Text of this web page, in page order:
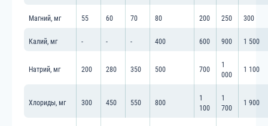
Магний, мг 55 60 70 80 200 250 300
Калий, мг - - - 400 600 900 1 500
Натрий, мг 200 280 350 500 700
1
000
1 100
Хлориды, мг 300 450 550 800
1
100
1
700
1 900